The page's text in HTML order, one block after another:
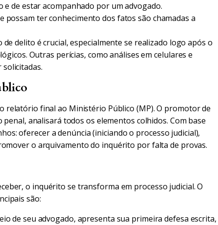
de estar acompanhado por um advogado.
possam ter conhecimento dos fatos são chamadas a
de delito é crucial, especialmente se realizado logo após o
Outras perícias, como análises em celulares e
relatório final ao Ministério Público (MP). O promotor de
analisará todos os elementos colhidos. Com base
oferecer a denúncia (iniciando o processo judicial),
o arquivamento do inquérito por falta de provas.
o inquérito se transforma em processo judicial. O
são:
de seu advogado, apresenta sua primeira defesa escrita,